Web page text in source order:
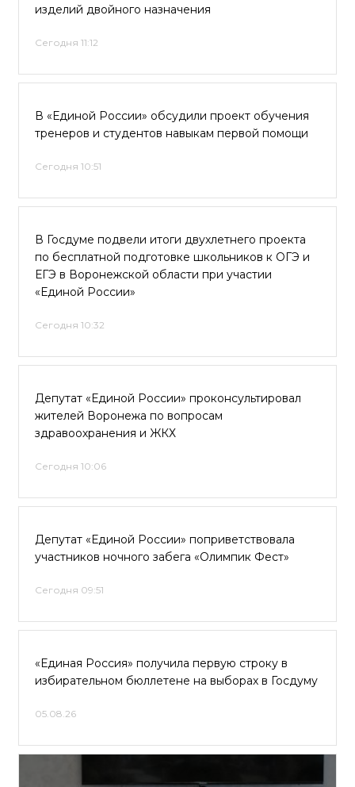
изделий двойного назначения
Сегодня 11:12
В «Единой России» обсудили проект обучения
тренеров и студентов навыкам первой помощи
Сегодня 10:51
В Госдуме подвели итоги двухлетнего проекта
по бесплатной подготовке школьников к ОГЭ и
ЕГЭ в Воронежской области при участии
«Единой России»
Сегодня 10:32
Депутат «Единой России» проконсультировал
жителей Воронежа по вопросам
здравоохранения и ЖКХ
Сегодня 10:06
Депутат «Единой России» поприветствовала
участников ночного забега «Олимпик Фест»
Сегодня 09:51
«Единая Россия» получила первую строку в
избирательном бюллетене на выборах в Госдуму
05.08.26